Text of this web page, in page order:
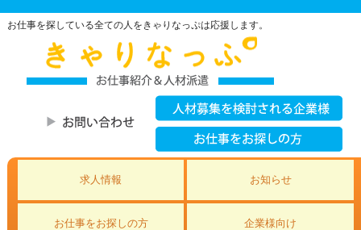
お仕事を探している全ての人をきゃりなっぷは応援します。
求人情報 お知らせ
お仕事をお探しの方 企業様向け